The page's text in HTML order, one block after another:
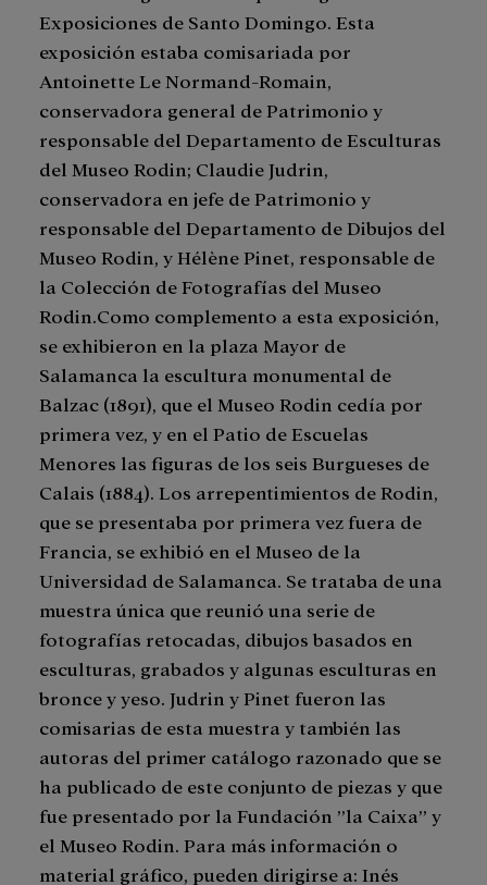
Exposiciones de Santo Domingo. Esta
exposición estaba comisariada por
Antoinette Le Normand-Romain,
conservadora general de Patrimonio y
responsable del Departamento de Esculturas
del Museo Rodin; Claudie Judrin,
conservadora en jefe de Patrimonio y
responsable del Departamento de Dibujos del
Museo Rodin, y Hélène Pinet, responsable de
la Colección de Fotografías del Museo
Rodin.Como complemento a esta exposición,
se exhibieron en la plaza Mayor de
Salamanca la escultura monumental de
Balzac (1891), que el Museo Rodin cedía por
primera vez, y en el Patio de Escuelas
Menores las figuras de los seis Burgueses de
Calais (1884). Los arrepentimientos de Rodin,
que se presentaba por primera vez fuera de
Francia, se exhibió en el Museo de la
Universidad de Salamanca. Se trataba de una
muestra única que reunió una serie de
fotografías retocadas, dibujos basados en
esculturas, grabados y algunas esculturas en
bronce y yeso. Judrin y Pinet fueron las
comisarias de esta muestra y también las
autoras del primer catálogo razonado que se
ha publicado de este conjunto de piezas y que
fue presentado por la Fundación ”la Caixa” y
el Museo Rodin. Para más información o
material gráfico, pueden dirigirse a: Inés